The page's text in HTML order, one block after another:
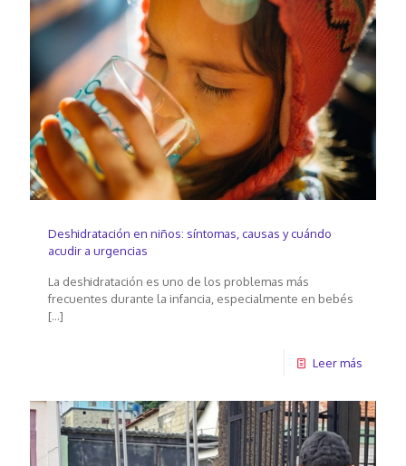
Deshidratación en niños: síntomas, causas y cuándo
acudir a urgencias
La deshidratación es uno de los problemas más
frecuentes durante la infancia, especialmente en bebés
[…]
Leer más